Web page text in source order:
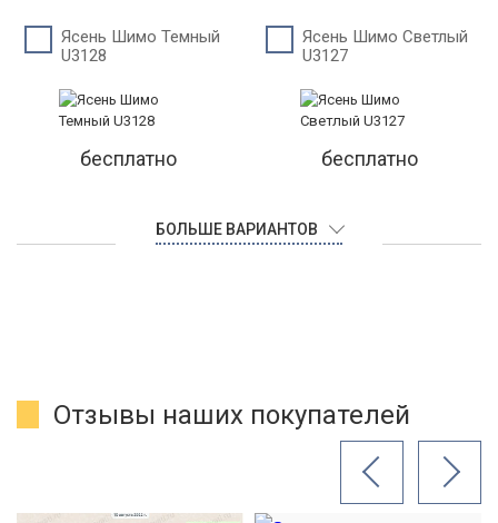
Ясень Шимо Темный
U3128
бесплатно
Ясень Шимо Светлый
U3127
бесплатно
БОЛЬШЕ ВАРИАНТОВ
Отзывы наших покупателей